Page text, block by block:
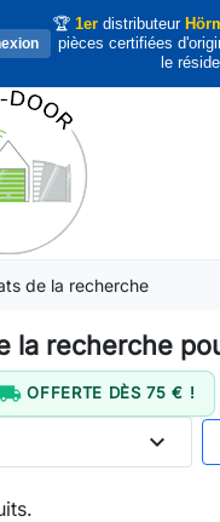
🏆 1erdistributeur
pièces certifiées
le
de la recherche
la recherche
OFFERTE DÈS 75 € !
expand_more